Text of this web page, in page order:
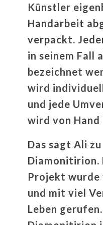
Künstler
Handarbeit
verpackt.
in seinem Fall
bezeichnet
wird
und jede
wird von
Das sagt Ali zu
Diamonitirion.
Projekt wurde
und mit viel
Leben